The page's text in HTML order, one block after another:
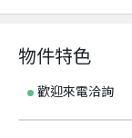
物件特色
歡迎來電洽詢